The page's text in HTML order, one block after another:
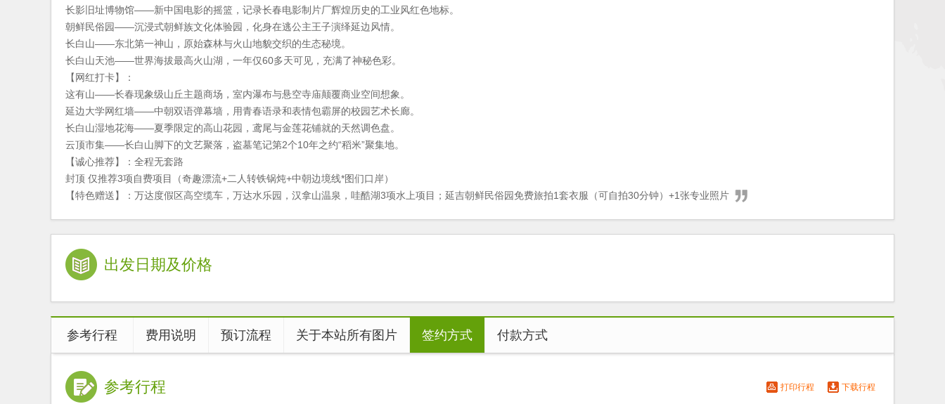
长影旧址博物馆——新中国电影的摇篮，记录长春电影制片厂辉煌历史的工业风红色地标。
朝鲜民俗园——沉浸式朝鲜族文化体验园，化身在逃公主王子演绎延边风情。
长白山——东北第一神山，原始森林与火山地貌交织的生态秘境。
长白山天池——世界海拔最高火山湖，一年仅60多天可见，充满了神秘色彩。
【网红打卡】：
这有山——长春现象级山丘主题商场，室内瀑布与悬空寺庙颠覆商业空间想象。
延边大学网红墙——中朝双语弹幕墙，用青春语录和表情包霸屏的校园艺术长廊。
长白山湿地花海——夏季限定的高山花园，鸢尾与金莲花铺就的天然调色盘。
云顶市集——长白山脚下的文艺聚落，盗墓笔记第2个10年之约“稻米”聚集地。
【诚心推荐】：全程无套路
封顶 仅推荐3项自费项目（奇趣漂流+二人转铁锅炖+中朝边境线*图们口岸）
【特色赠送】：万达度假区高空缆车，万达水乐园，汉拿山温泉，哇酷湖3项水上项目；延吉朝鲜民俗园免费旅拍1套衣服（可自拍30分钟）+1张专业照片
出发日期及价格
参考行程 费用说明 预订流程 关于本站所有图片 签约方式 付款方式
打印行程 下载行程
参考行程